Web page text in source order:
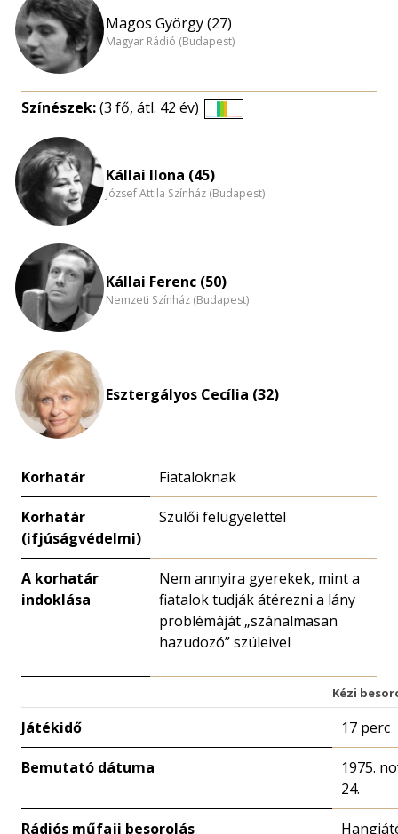
Magos György (27)
Magyar Rádió (Budapest)
Színészek:(3 fő, átl. 42 év)
Kállai Ilona (45)
József Attila Színház (Budapest)
Kállai Ferenc (50)
Nemzeti Színház (Budapest)
Esztergályos Cecília (32)
Korhatár Fiataloknak
Korhatár
(ifjúságvédelmi)
Szülői felügyelettel
A korhatár
indoklása
Nem annyira gyerekek, mint a
fiatalok tudják átérezni a lány
problémáját „szánalmasan
hazudozó” szüleivel
Kézi
Játékidő 17 perc
Bemutató dátuma
1975.
24.
Rádiós műfaji besorolás